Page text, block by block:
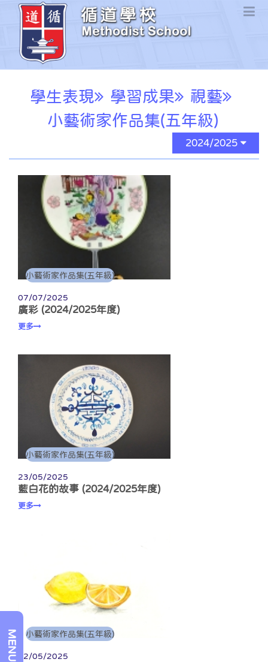
學生表現 學習成果
視藝
小藝術家作品集(五年級)
2024/2025
MENU
小藝術家作品集(五年級)
07/07/2025
廣彩 (2024/2025年度)
更多
小藝術家作品集(五年級)
23/05/2025
藍白花的故事 (2024/2025年度)
更多
小藝術家作品集(五年級)
22/05/2025